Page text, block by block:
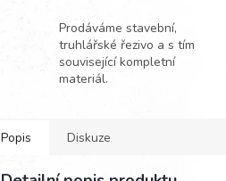
Prodáváme stavební,
truhlářské řezivo a s tím
související kompletní
materiál.
Popis Diskuze